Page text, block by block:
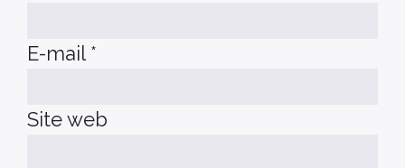
E-mail *
Site web